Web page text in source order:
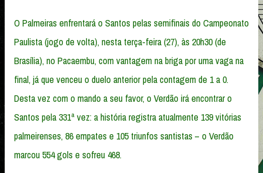
O Palmeiras enfrentará o Santos pelas semifinais do Campeonato
Paulista (jogo de volta), nesta terça-feira (27), às 20h30 (de
Brasília), no Pacaembu, com vantagem na briga por uma vaga na
final, já que venceu o duelo anterior pela contagem de 1 a 0.
Desta vez com o mando a seu favor, o Verdão irá encontrar o
Santos pela 331ª vez: a história registra atualmente 139 vitórias
palmeirenses, 86 empates e 105 triunfos santistas – o Verdão
marcou 554 gols e sofreu 468.